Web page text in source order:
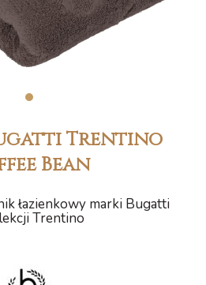
1
Trentino
Bean
łazienkowy marki Bugatti
Trentino